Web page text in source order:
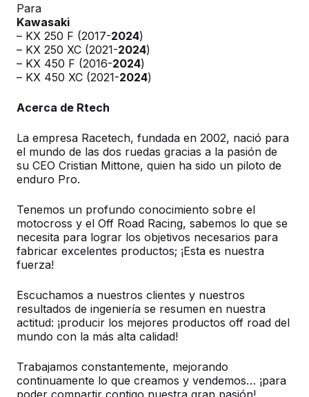
Para
Kawasaki
– KX 250 F (2017-2024)
– KX 250 XC (2021-2024)
– KX 450 F (2016-2024)
– KX 450 XC (2021-2024)
Acerca de Rtech
La empresa Racetech, fundada en 2002, nació para
el mundo de las dos ruedas gracias a la pasión de
su CEO Cristian Mittone, quien ha sido un piloto de
enduro Pro.
Tenemos un profundo conocimiento sobre el
motocross y el Off Road Racing, sabemos lo que se
necesita para lograr los objetivos necesarios para
fabricar excelentes productos; ¡Esta es nuestra
fuerza!
Escuchamos a nuestros clientes y nuestros
resultados de ingeniería se resumen en nuestra
actitud: ¡producir los mejores productos off road del
mundo con la más alta calidad!
Trabajamos constantemente, mejorando
continuamente lo que creamos y vendemos… ¡para
poder compartir contigo nuestra gran pasión!